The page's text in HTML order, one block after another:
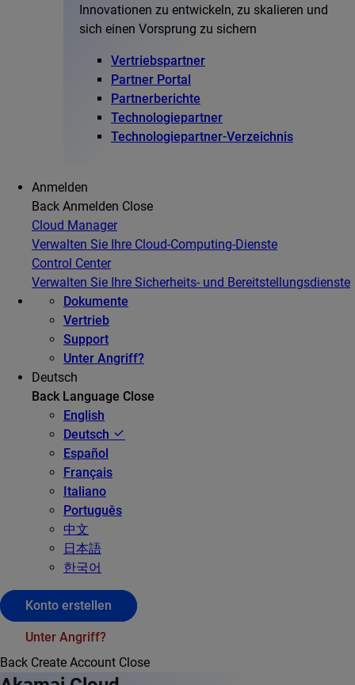
Innovationen zu entwickeln, zu skalieren und
sich einen Vorsprung zu sichern
Vertriebspartner
Partner Portal
Partnerberichte
Technologiepartner
Technologiepartner-Verzeichnis
Anmelden
Back Anmelden Close
Cloud Manager
Verwalten Sie Ihre Cloud-Computing-Dienste
Control Center
Verwalten Sie Ihre Sicherheits- und Bereitstellungsdienste
Dokumente
Vertrieb
Support
Unter Angriff?
Deutsch
Back Language Close
English
Deutsch
Español
Français
Italiano
Português
中文
日本語
한국어
Konto erstellen
Unter Angriff?
Back Create Account Close